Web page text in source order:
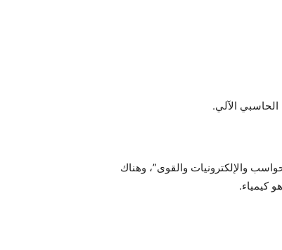
الحاسبي الآلي.
والإلكترونيات والقوى”، وهناك
كيمياء.